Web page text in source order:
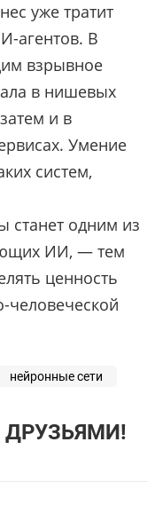
уже тратит
агентов. В
взрывное
в нишевых
и в
Умение
систем,
станет одним из
ИИ, — тем
ценность
человеческой
нейронные сети